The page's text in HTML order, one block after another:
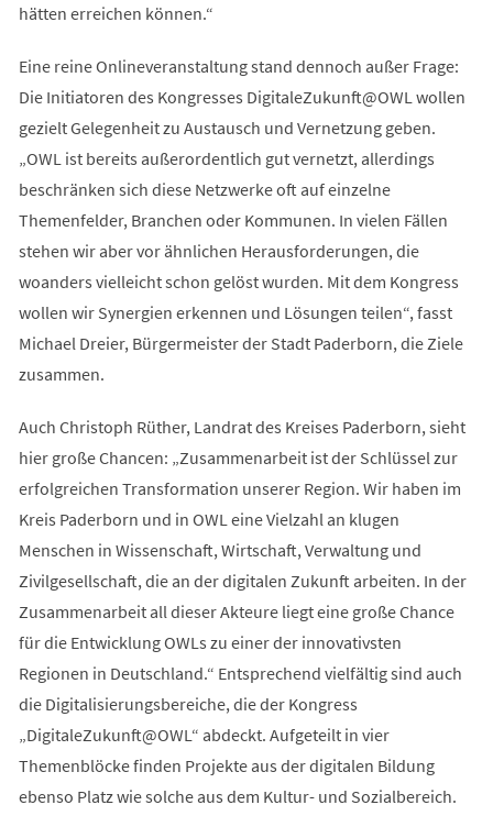
hätten erreichen können.“
Eine reine Onlineveranstaltung stand dennoch außer Frage:
Die Initiatoren des Kongresses DigitaleZukunft@OWL wollen
gezielt Gelegenheit zu Austausch und Vernetzung geben.
„OWL ist bereits außerordentlich gut vernetzt, allerdings
beschränken sich diese Netzwerke oft auf einzelne
Themenfelder, Branchen oder Kommunen. In vielen Fällen
stehen wir aber vor ähnlichen Herausforderungen, die
woanders vielleicht schon gelöst wurden. Mit dem Kongress
wollen wir Synergien erkennen und Lösungen teilen“, fasst
Michael Dreier, Bürgermeister der Stadt Paderborn, die Ziele
zusammen.
Auch Christoph Rüther, Landrat des Kreises Paderborn, sieht
hier große Chancen: „Zusammenarbeit ist der Schlüssel zur
erfolgreichen Transformation unserer Region. Wir haben im
Kreis Paderborn und in OWL eine Vielzahl an klugen
Menschen in Wissenschaft, Wirtschaft, Verwaltung und
Zivilgesellschaft, die an der digitalen Zukunft arbeiten. In der
Zusammenarbeit all dieser Akteure liegt eine große Chance
für die Entwicklung OWLs zu einer der innovativsten
Regionen in Deutschland.“ Entsprechend vielfältig sind auch
die Digitalisierungsbereiche, die der Kongress
„DigitaleZukunft@OWL“ abdeckt. Aufgeteilt in vier
Themenblöcke finden Projekte aus der digitalen Bildung
ebenso Platz wie solche aus dem Kultur- und Sozialbereich.